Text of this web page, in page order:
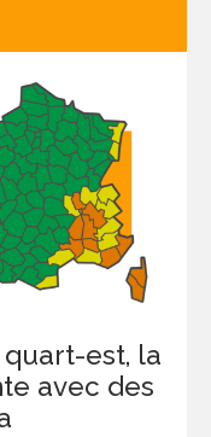
est, la
avec des